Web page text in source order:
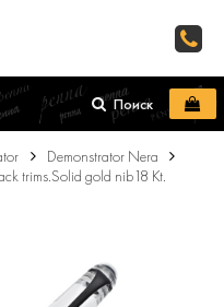
Поиск
Demonstrator Nera
trims.Solid gold nib18 Kt.